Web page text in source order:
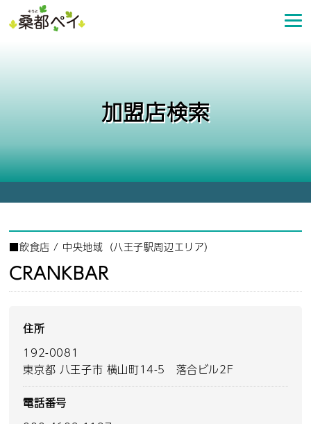
ン
プ
加盟店検索
■飲食店 / 中央地域（八王子駅周辺エリア）
CRANKBAR
住所
192-0081
東京都 八王子市 横山町14-5 落合ビル2F
電話番号